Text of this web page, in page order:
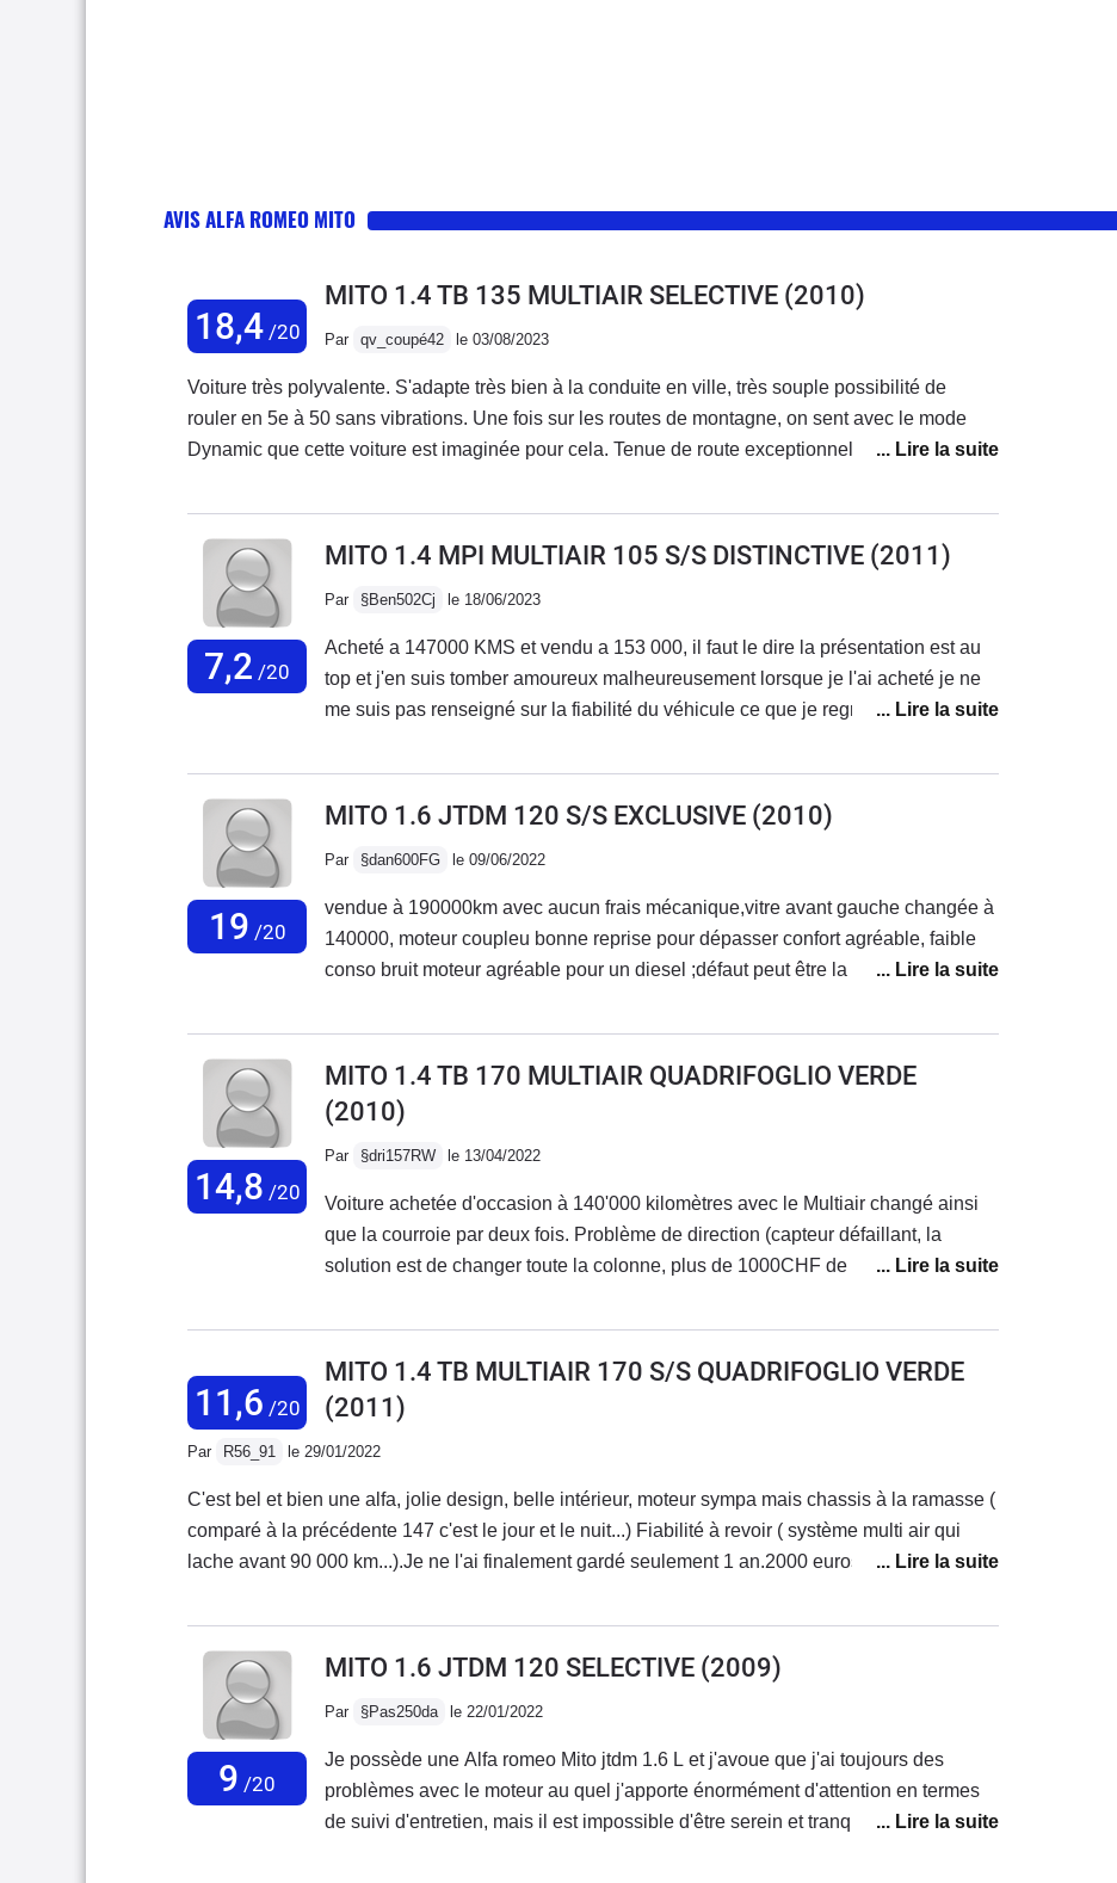
AVIS ALFA ROMEO MITO
18,4/20
MITO 1.4 TB 135 MULTIAIR SELECTIVE (2010)
Par qv_coupé42 le 03/08/2023
Voiture très polyvalente. S'adapte très bien à la conduite en ville, très souple possibilité de
rouler en 5e à 50 sans vibrations. Une fois sur les routes de montagne, on sent avec le mode
Dynamic que cette voiture est imaginée pour cela. Tenue de route exceptionnelle, la caisse ne
ça mais elle se débrouille très bien malgré un habitable un peu bruyant, très bonnes reprises en
5e. Look atypique, ce n'est pas une voiture que l'on croise 10 fois par jour. A ne pas prendre si
l'on cherche seulement du confort. Ce n'est pas une planche mais elle peut ne pas convenir à
certains. Je n'ai eu aucun gros problème du moins pour l'instant. L'ancien propriétaire avait
changé la direction assistée (gros point faible des Mito).
7,2 /20
MITO 1.4 MPI MULTIAIR 105 S/S DISTINCTIVE (2011)
Par §Ben502Cj le 18/06/2023
Acheté a 147000 KMS et vendu a 153 000, il faut le dire la présentation est au
top et j'en suis tomber amoureux malheureusement lorsque je l'ai acheté je ne
me suis pas renseigné sur la fiabilité du véhicule ce que je regrette. la
l'assemblage laisse à désirer c'est un véhicule qui coute pas chère a l'achat ni à
l'entretien mais le plus gros problème vient de la Direction assistée éléctrique
qui est DANGEUREUSE car elle se bloque a des moments aléatoire, le
problème commun à toutes les MITO, autrement au niveau moteur rien à dire le
moteur est assez péchu mais sans plus, la consommation est assez
raisonnable ( environ 6,5 L) pour ma part.
19 /20
MITO 1.6 JTDM 120 S/S EXCLUSIVE (2010)
Par §dan600FG le 09/06/2022
vendue à 190000km avec aucun frais mécanique,vitre avant gauche changée à
140000, moteur coupleu bonne reprise pour dépasser confort agréable, faible
conso bruit moteur agréable pour un diesel ;défaut peut être la peinture
à 200000km également sans frais, je roule maintenant en mito 140ch auto quel
régal 55000km déjà, dommage qu'elle à que 3 portes.moteur alfa très fiable
14,8 /20
MITO 1.4 TB 170 MULTIAIR QUADRIFOGLIO VERDE
(2010)
Par §dri157RW le 13/04/2022
Voiture achetée d'occasion à 140'000 kilomètres avec le Multiair changé ainsi
que la courroie par deux fois. Problème de direction (capteur défaillant, la
solution est de changer toute la colonne, plus de 1000CHF de frais), problème
plus récemment panne moteur dû à un problème de pression... Une voiture
extraordinaire quand elle roule, mais ce n'est pas la plupart du temps...Voiture
assez bruyante sur autoroute, suspensions fermes mais confortable.Très belle
sonorité qui donne envie d'accélerer, même avec la ligne d'origine.Enfin
magnifique design, c'est une voiture très belle à regarder.
11,6 /20
MITO 1.4 TB MULTIAIR 170 S/S QUADRIFOGLIO VERDE
(2011)
Par R56_91 le 29/01/2022
C'est bel et bien une alfa, jolie design, belle intérieur, moteur sympa mais chassis à la ramasse (
comparé à la précédente 147 c'est le jour et le nuit...) Fiabilité à revoir ( système multi air qui
lache avant 90 000 km...).Je ne l'ai finalement gardé seulement 1 an.2000 euros de factures en
une conductrice à gentiment mis fin à mes souffrances en me refusant une priorité... RIP la mito
9 /20
MITO 1.6 JTDM 120 SELECTIVE (2009)
Par §Pas250da le 22/01/2022
Je possède une Alfa romeo Mito jtdm 1.6 L et j'avoue que j'ai toujours des
problèmes avec le moteur au quel j'apporte énormément d'attention en termes
de suivi d'entretien, mais il est impossible d'être serein et tranquille avec cette